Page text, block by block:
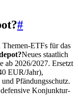
#
Themen-ETFs für das
Neues staatlich
ab 2026/2027. Ersetzt
EUR/Jahr),
Pfändungsschutz.
Konjunktur-